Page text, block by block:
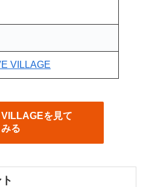
VILLAGE
を見て
みる